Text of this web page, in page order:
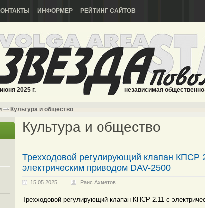
ИНФОРМЕР РЕЙТИНГ САЙТОВ
2025 г. независимая
Культура и общество
Культура и общество
Трехходовой регулирующий клапан КПСР
электрическим приводом DAV-2500
15.05.2025 Раис Ахметов
Трехходовой регулирующий клапан КПСР 2.11 с